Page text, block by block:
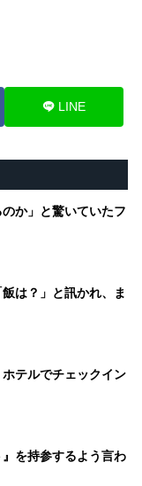
LINE
のか」と驚いていたフ
は？」と訊かれ、ま
ホテルでチェックイン
』を持参するよう言わ